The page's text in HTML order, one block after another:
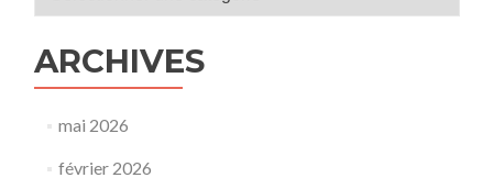
»
par
ARCHIVES
mai 2026
février 2026